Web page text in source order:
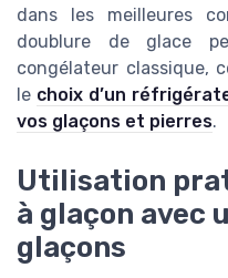
dans les meilleures
doublure de glace
congélateur classique,
le choix d’un
vos glaçons et pierres.
Utilisation
à glaçon avec
glaçons